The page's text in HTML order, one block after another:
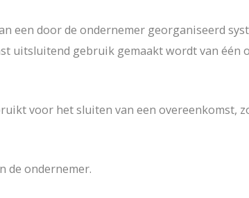
een door de ondernemer georganiseerd
uitsluitend gebruik gemaakt wordt van één
voor het sluiten van een overeenkomst,
de ondernemer.